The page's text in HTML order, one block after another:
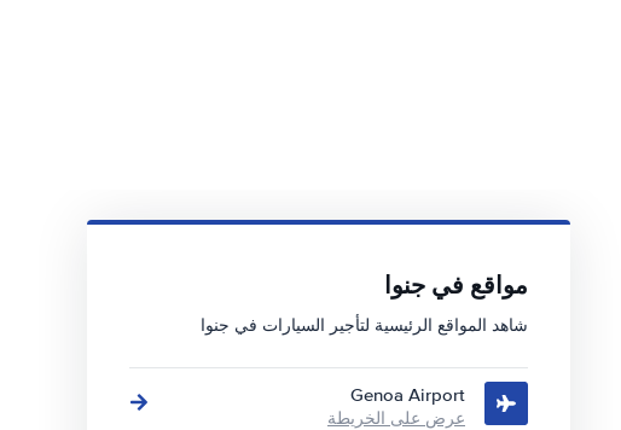
مواقع في جنوا
شاهد المواقع الرئيسية لتأجير السيارات في جنوا
Genoa Airport
عرض على الخريطة